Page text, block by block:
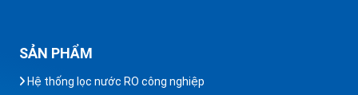
SẢN PHẨM
Hệ thống lọc nước RO công nghiệp